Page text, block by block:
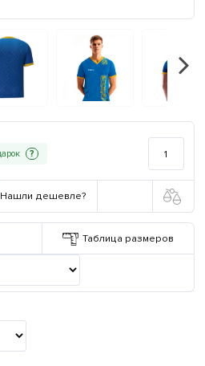
?
Нашли дешевле?
Таблица размеров